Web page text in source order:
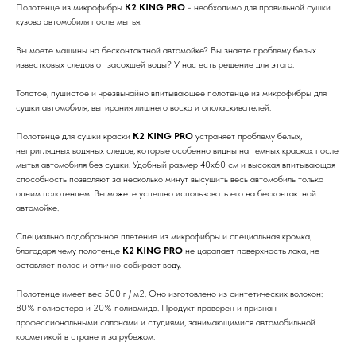
Полотенце из микрофибры K2 KING PRO - необходимо для правильной сушки
кузова автомобиля после мытья.
Вы моете машины на бесконтактной автомойке? Вы знаете проблему белых
известковых следов от засохшей воды? У нас есть решение для этого.
Толстое, пушистое и чрезвычайно впитывающее полотенце из микрофибры для
сушки автомобиля, вытирания лишнего воска и ополаскивателей.
Полотенце для сушки краски K2 KING PRO устраняет проблему белых,
неприглядных водяных следов, которые особенно видны на темных красках после
мытья автомобиля без сушки. Удобный размер 40x60 см и высокая впитывающая
способность позволяют за несколько минут высушить весь автомобиль только
одним полотенцем. Вы можете успешно использовать его на бесконтактной
автомойке.
Специально подобранное плетение из микрофибры и специальная кромка,
благодаря чему полотенце K2 KING PRO не царапает поверхность лака, не
оставляет полос и отлично собирает воду.
Полотенце имеет вес 500 г / м2. Оно изготовлено из синтетических волокон:
80% полиэстера и 20% полиамида. Продукт проверен и признан
профессиональными салонами и студиями, занимающимися автомобильной
косметикой в стране и за рубежом.